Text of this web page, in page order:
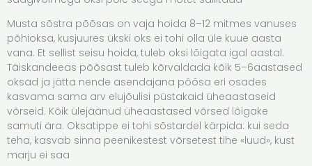
Musta sõstra põõsas on vaja hoida 8–12 mitmes vanuses
põhioksa, kusjuures ükski oks ei tohi olla üle kuue aasta
vana. Et sellist seisu hoida, tuleb oksi lõigata igal aastal.
Täiskandeeas põõsast tuleb kõrvaldada kõik 5–6aastased
oksad ja jätta nende asendajana põõsa eri osades
kasvama sama arv elujõulisi püstakaid üheaastaseid
võrseid. Kõik ülejäänud üheaastased võrsed lõigake
samuti ära. Oksatippe ei tohi sõstardel kärpida: kui seda
teha, kasvab sinna peenikestest võrsetest tihe «luud», kust
marju ei saa